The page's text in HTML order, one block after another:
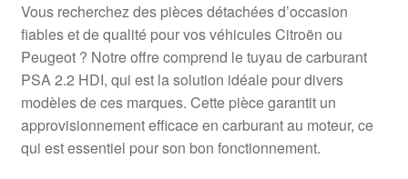
Vous recherchez des pièces détachées d’occasion
fiables et de qualité pour vos véhicules Citroën ou
Peugeot ? Notre offre comprend le tuyau de carburant
PSA 2.2 HDI, qui est la solution idéale pour divers
modèles de ces marques. Cette pièce garantit un
approvisionnement efficace en carburant au moteur, ce
qui est essentiel pour son bon fonctionnement.